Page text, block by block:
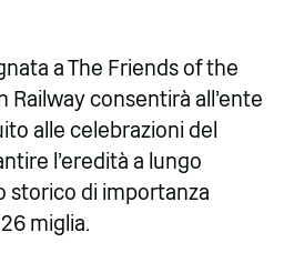
a The Friends of the
Railway consentirà all'ente
alle celebrazioni del
l'eredità a lungo
storico di importanza
miglia.